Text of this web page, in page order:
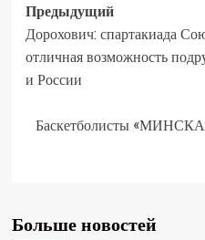
Предыдущий
Дорохович: спартакиада
отличная возможность
и России
Баскетболисты
Больше новостей